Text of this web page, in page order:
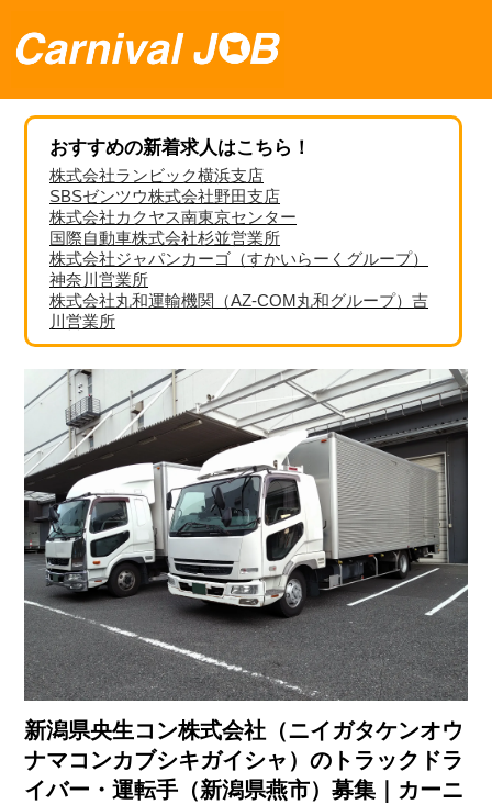
おすすめの新着求人はこちら！
株式会社ランビック横浜支店
SBSゼンツウ株式会社野田支店
株式会社カクヤス南東京センター
国際自動車株式会社杉並営業所
株式会社ジャパンカーゴ（すかいらーくグループ）
神奈川営業所
株式会社丸和運輸機関（AZ-COM丸和グループ）吉
川営業所
新潟県央生コン株式会社（ニイガタケンオウ
ナマコンカブシキガイシャ）のトラックドラ
イバー・運転手（新潟県燕市）募集｜カーニ